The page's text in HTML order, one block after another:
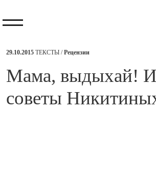
29.10.2015 ТЕКСТЫ /Рецензии
​Мама, выдыхай! И
советы